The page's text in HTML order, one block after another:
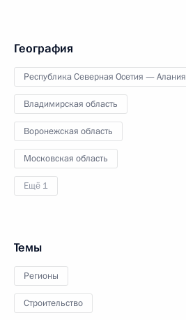
География
Республика Северная Осетия — Алания
Владимирская область
Воронежская область
Московская область
Ещё 1
Темы
Регионы
Строительство